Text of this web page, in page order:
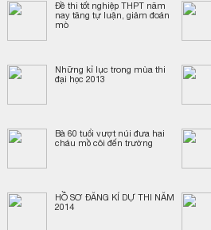
Đề thi tốt nghiệp THPT năm
nay tăng tự luận, giảm đoán
mò
Những kỉ lục trong mùa thi
đại học 2013
Bà 60 tuổi vượt núi đưa hai
cháu mồ côi đến trường
HỒ SƠ ĐĂNG KÍ DỰ THI NĂM
2014